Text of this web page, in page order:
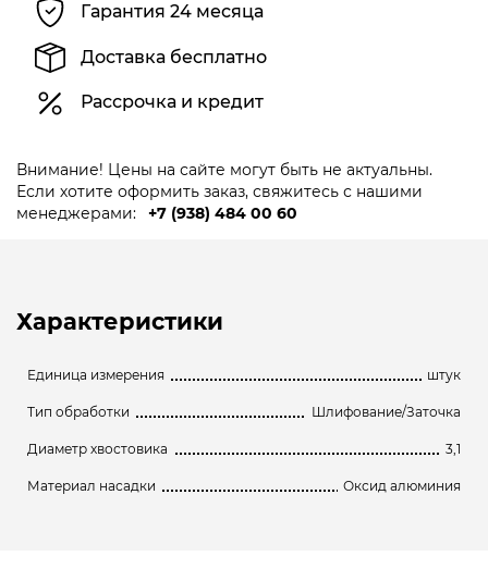
Гарантия 24 месяца
Доставка бесплатно
Рассрочка и кредит
Внимание! Цены на сайте могут быть не актуальны.
Если хотите оформить заказ, свяжитесь с нашими
менеджерами:
+7 (938) 484 00 60
Характеристики
Единица измерения штук
Тип обработки Шлифование/Заточка
Диаметр хвостовика 3,1
Материал насадки Оксид алюминия